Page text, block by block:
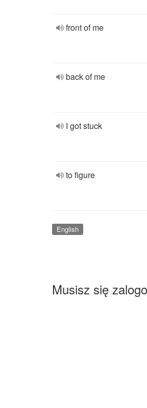
front of me
back of me
I got stuck
to figure
English
Musisz się